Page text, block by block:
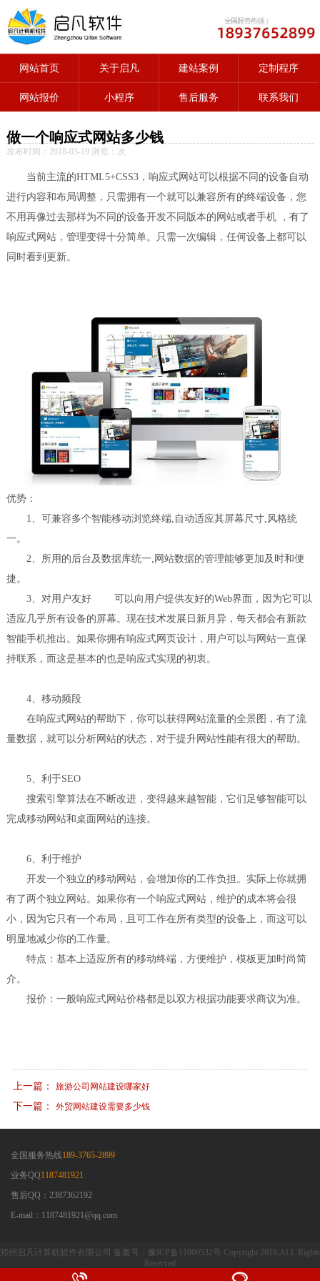
网站首页 关于启凡 建站案例 定制程序
网站报价 小程序 售后服务 联系我们
做一个响应式网站多少钱
发布时间：2018-03-19 浏览： 次
当前主流的HTML5+CSS3，响应式网站可以根据不同的设备自动
进行内容和布局调整，只需拥有一个就可以兼容所有的终端设备，您
不用再像过去那样为不同的设备开发不同版本的网站或者手机 ，有了
响应式网站，管理变得十分简单。只需一次编辑，任何设备上都可以
同时看到更新。
优势：
1、可兼容多个智能移动浏览终端,自动适应其屏幕尺寸,风格统
一。
2、所用的后台及数据库统一,网站数据的管理能够更加及时和便
捷。
3、对用户友好 可以向用户提供友好的Web界面，因为它可以
适应几乎所有设备的屏幕。现在技术发展日新月异，每天都会有新款
智能手机推出。如果你拥有响应式网页设计，用户可以与网站一直保
持联系，而这是基本的也是响应式实现的初衷。
4、移动频段
在响应式网站的帮助下，你可以获得网站流量的全景图，有了流
量数据，就可以分析网站的状态，对于提升网站性能有很大的帮助。
5、利于SEO
搜索引擎算法在不断改进，变得越来越智能，它们足够智能可以
完成移动网站和桌面网站的连接。
6、利于维护
开发一个独立的移动网站，会增加你的工作负担。实际上你就拥
有了两个独立网站。如果你有一个响应式网站，维护的成本将会很
小，因为它只有一个布局，且可工作在所有类型的设备上，而这可以
明显地减少你的工作量。
特点：基本上适应所有的移动终端，方便维护，模板更加时尚简
介。
报价：一般响应式网站价格都是以双方根据功能要求商议为准。
上一篇： 旅游公司网站建设哪家好
下一篇： 外贸网站建设需要多少钱
全国服务热线189-3765-2899
业务QQ1187481921
售后QQ：2387362192
E-mail：1187481921@qq.com
郑州启凡计算机软件有限公司 备案号：豫ICP备11009532号 Copyright 2018,ALL Rights
Reserved